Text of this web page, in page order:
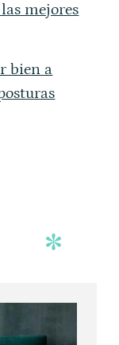
mejores
bien a